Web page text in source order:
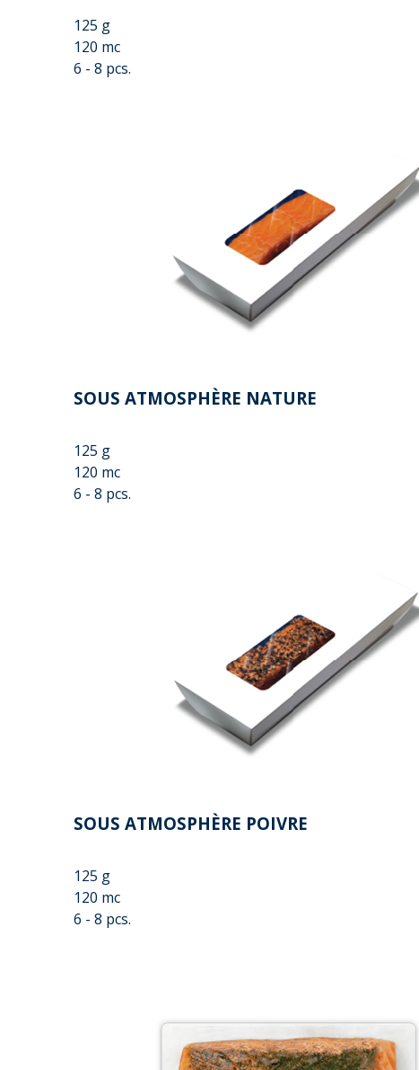
125 g
120 mc
6 - 8 pcs.
SOUS ATMOSPHÈRE NATURE
125 g
120 mc
6 - 8 pcs.
SOUS ATMOSPHÈRE POIVRE
125 g
120 mc
6 - 8 pcs.